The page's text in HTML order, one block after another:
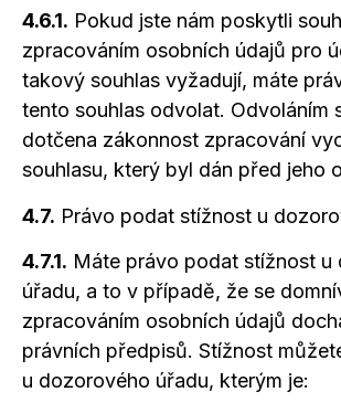
4.6.1. Pokud jste nám poskytli
zpracováním osobních údajů pro
takový souhlas vyžadují, máte
tento souhlas odvolat. Odvoláním
dotčena zákonnost zpracování
souhlasu, který byl dán před jeho
4.7. Právo podat stížnost u
4.7.1. Máte právo podat stížnost u
úřadu, a to v případě, že se
zpracováním osobních údajů
právních předpisů. Stížnost
u dozorového úřadu, kterým je: